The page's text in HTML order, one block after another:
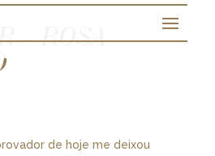
– ROSA
de hoje me deixou